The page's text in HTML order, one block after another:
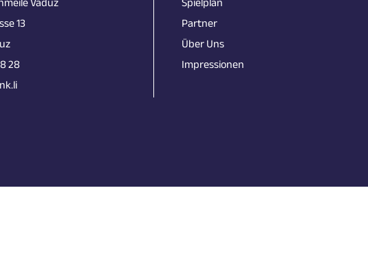
Vaduz
13
28
Spielplan
Partner
Über Uns
Impressionen